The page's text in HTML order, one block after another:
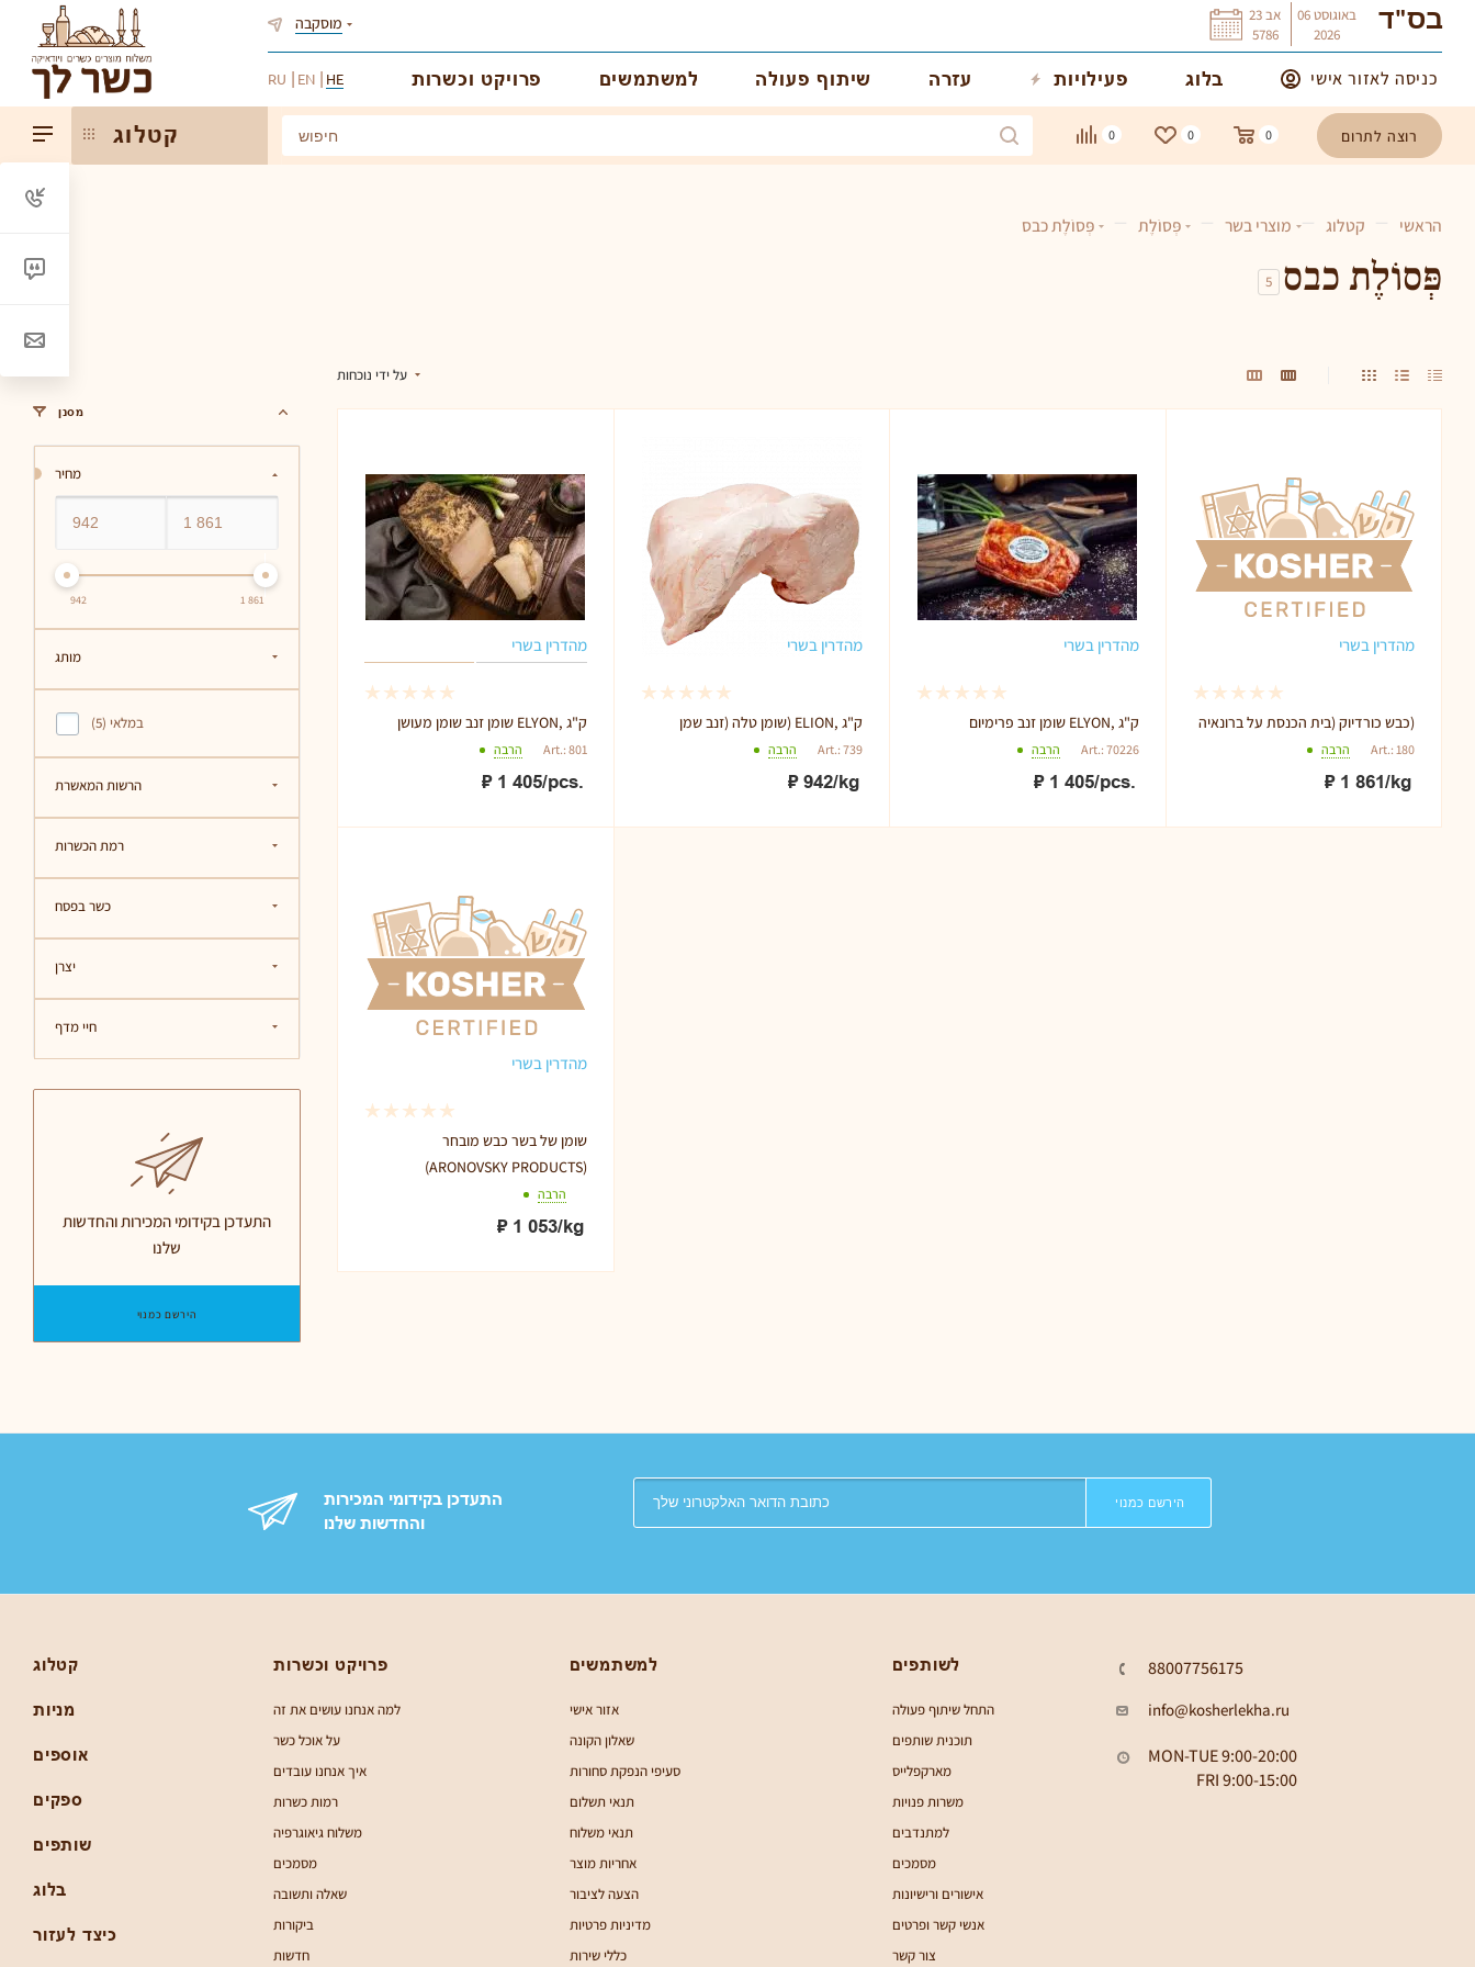
מוסקבה בס"ד 23אב
5786
06באוגוסט
2026
RU EN HE כניסה לאזור אישי פרויקט וכשרות למשתמשים שיתוף פעולה עזרה פעילויות בלוג
0 0 0 רוצה לתרום קטלוג
הראשי קטלוג מוצרי בשר פְּסוֹלֶת פְּסוֹלֶת כבס
פְּסוֹלֶת כבס 5
מהדרין בשרי
שומן זנב שומן מעושן ELYON, ק"ג
הרבה Art.: 801
₽ 1 405/pcs.
מהדרין בשרי
שומן טלה (זנב שמן) ELION, ק"ג
הרבה Art.: 739
₽ 942/kg
מהדרין בשרי
שומן זנב פרימיום ELYON, ק"ג
הרבה Art.: 70226
₽ 1 405/pcs.
מהדרין בשרי
כבש כורדיוק (בית הכנסת על ברונאיה)
הרבה Art.: 180
₽ 1 861/kg
מהדרין בשרי
שומן של בשר כבש מובחר
(ARONOVSKY PRODUCTS)
הרבה
₽ 1 053/kg
התעדכן בקידומי המכירות והחדשות
שלנו
הירשם כמנוי
מסנן
מחיר
942 1 861
מותג
במלאי (5
)
הרשות המאשרת
רמת הכשרות
כשר בפסח
יצרן
חיי מדף
התעדכן בקידומי המכירות
והחדשות שלנו
הירשם כמנוי
קטלוג
מניות
אוספים
ספקים
שותפים
בלוג
כיצד לעזור
פרויקט וכשרות
למה אנחנו עושים את זה
על אוכל כשר
איך אנחנו עובדים
רמות כשרות
משלוח גיאוגרפיה
מסמכים
שאלה ותשובה
ביקורות
חדשות
למשתמשים
אזור אישי
שאלון הקונה
סעיפי הנפקת סחורות
תנאי תשלום
תנאי משלוח
אחריות מוצר
הצעה לציבור
מדיניות פרטיות
כללי שירות
לשותפים
התחל שיתוף פעולה
תוכנית שותפים
מארקפלייס
משרות פנויות
למתנדבים
מסמכים
אישורים ורישיונות
אנשי קשר ופרטים
צור קשר
88007756175
info@kosherlekha.ru
MON-TUE 9:00-20:00
FRI 9:00-15:00